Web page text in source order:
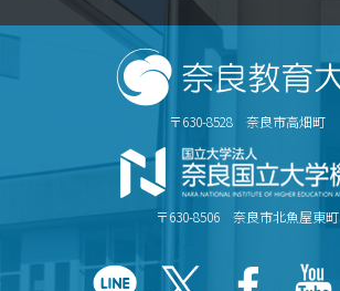
〒630-8528 奈良市高畑町
〒630-8506 奈良市北魚屋東町